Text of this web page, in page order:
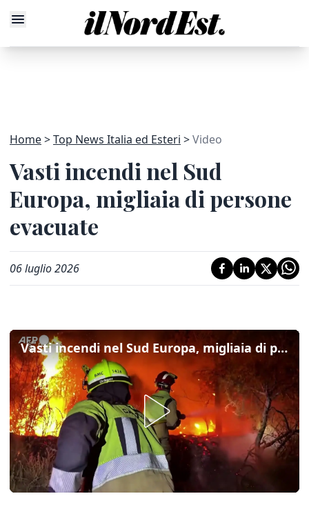
Home Top News Italia ed Esteri Video
Vasti incendi nel Sud
Europa, migliaia di persone
evacuate
06 luglio 2026
Vasti incendi nel Sud Europa, migliaia di persone evacuate